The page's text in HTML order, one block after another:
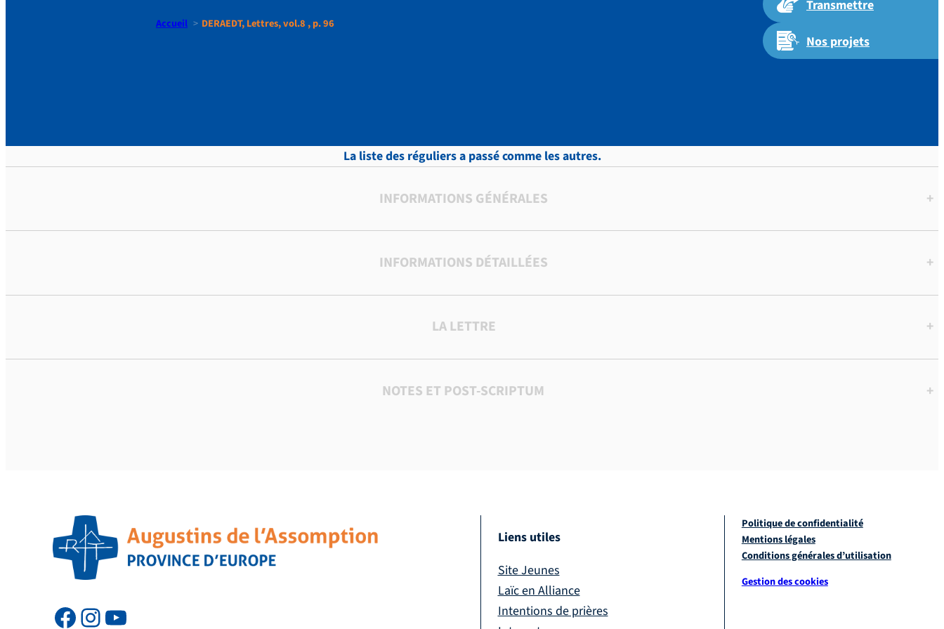
Transmettre
Nos projets
Accueil DERAEDT, Lettres, vol.8 , p. 96
La liste des réguliers a passé comme les autres.
INFORMATIONS GÉNÉRALES +
INFORMATIONS DÉTAILLÉES +
LA LETTRE +
NOTES ET POST-SCRIPTUM +
Liens utiles
Site Jeunes
Laïc en Alliance
Intentions de prières
Politique de confidentialité
Mentions légales
Conditions générales d’utilisation
Gestion des cookies